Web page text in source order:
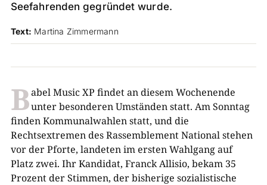
Seefahrenden gegründet wurde.
Text: Martina Zimmermann
Babel Music XP findet an diesem Wochenende
unter besonderen Umständen statt. Am Sonntag
finden Kommunalwahlen statt, und die
Rechtsextremen des Rassemblement National stehen
vor der Pforte, landeten im ersten Wahlgang auf
Platz zwei. Ihr Kandidat, Franck Allisio, bekam 35
Prozent der Stimmen, der bisherige sozialistische